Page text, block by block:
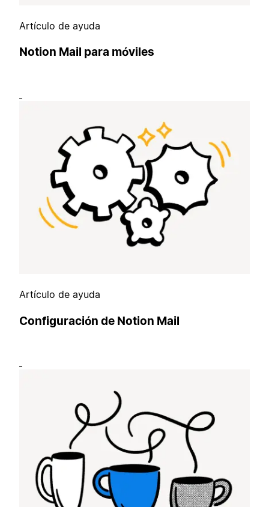
Artículo de ayuda
Notion Mail para móviles
Artículo de ayuda
Configuración de Notion Mail